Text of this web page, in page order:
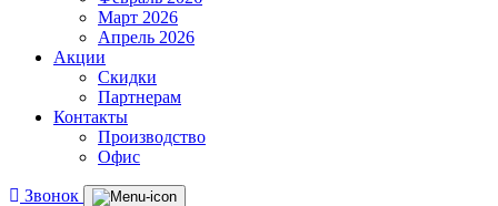
Март 2026
Апрель 2026
Акции
Скидки
Партнерам
Контакты
Производство
Офис
Звонок